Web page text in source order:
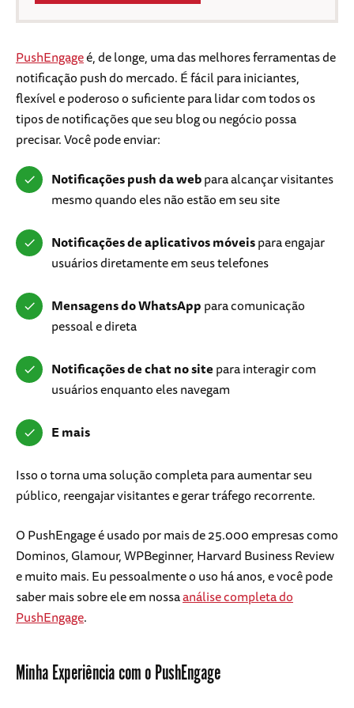
PushEngageé, de longe, uma das melhores ferramentas de
notificação push do mercado. É fácil para iniciantes,
flexível e poderoso o suficiente para lidar com todos os
tipos de notificações que seu blog ou negócio possa
precisar. Você pode enviar:
Notificações push da webpara alcançar visitantes
mesmo quando eles não estão em seu site
Notificações de aplicativos móveispara engajar
usuários diretamente em seus telefones
Mensagens do WhatsApppara comunicação
pessoal e direta
Notificações de chat no sitepara interagir com
usuários enquanto eles navegam
E mais
Isso o torna uma solução completa para aumentar seu
público, reengajar visitantes e gerar tráfego recorrente.
O PushEngage é usado por mais de 25.000 empresas como
Dominos, Glamour, WPBeginner, Harvard Business Review
e muito mais. Eu pessoalmente o uso há anos, e você pode
saber mais sobre ele em nossaanálise completa do
PushEngage.
Minha Experiência com o PushEngage